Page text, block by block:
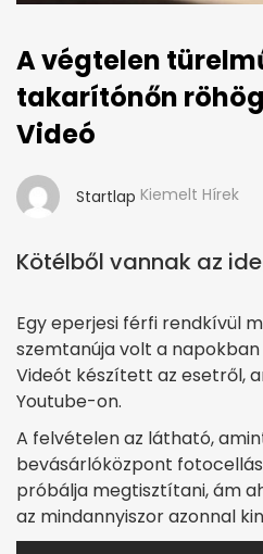
A végtelen
takarítónőn
Videó
Startlap Kiemelt Hírek
Kötélből vannak az
Egy eperjesi férfi rendkívül
szemtanúja volt a
Videót készített az esetről,
Youtube-on.
A felvételen az látható,
bevásárlóközpont
próbálja megtisztítani, ám
az mindannyiszor azonnal